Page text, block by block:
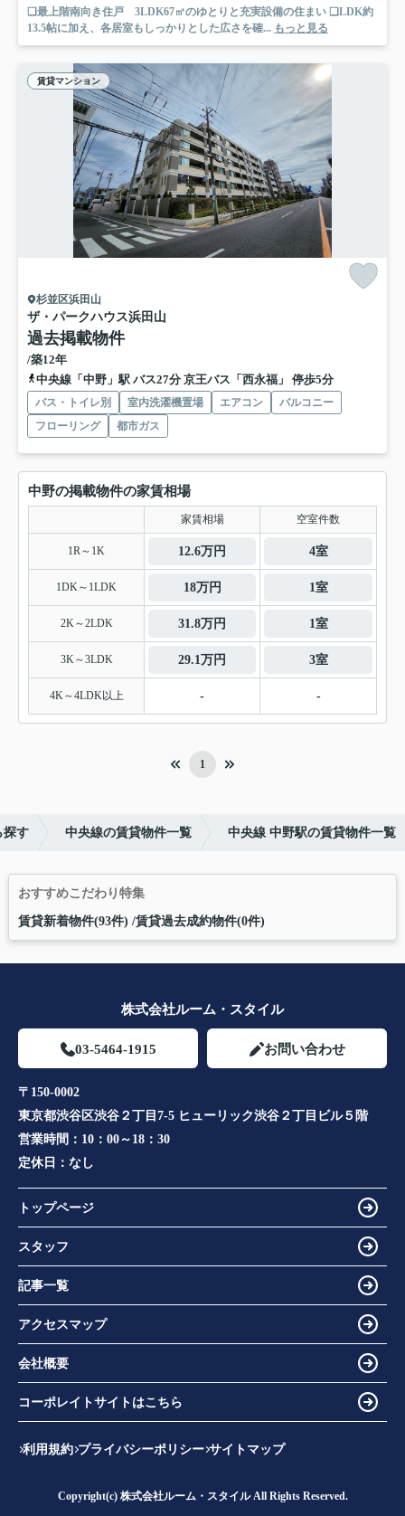
❑最上階南向き住戸 3LDK67㎡のゆとりと充実設備の住まい ❑LDK約
13.5帖に加え、各居室もしっかりとした広さを確... もっと見る
賃貸マンション
杉並区浜田山
ザ・パークハウス浜田山
過去掲載物件
/築12年
中央線「中野」駅 バス27分 京王バス「西永福」 停歩5分
バス・トイレ別 室内洗濯機置場 エアコン
バルコニー
フローリング
都市ガス
中野の掲載物件の家賃相場
家賃相場 空室件数
1R～1K 12.6万円 4室
1DK～1LDK 18万円 1室
2K～2LDK 31.8万円 1室
3K～3LDK 29.1万円 3室
4K～4LDK以上 - -
1
探す 中央線の賃貸物件一覧 中央線 中野駅の賃貸物件一覧
おすすめこだわり特集
賃貸新着物件(93件) 賃貸過去成約物件(0件)
株式会社ルーム・スタイル
03-5464-1915 お問い合わせ
〒150-0002
東京都渋谷区渋谷２丁目7-5 ヒューリック渋谷２丁目ビル５階
営業時間： 10：00～18：30
定休日： なし
トップページ
スタッフ
記事一覧
アクセスマップ
会社概要
コーポレイトサイトはこちら
利用規約 プライバシーポリシー サイトマップ
Copyright(c) 株式会社ルーム・スタイル All Rights Reserved.